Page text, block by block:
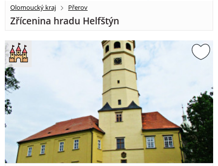
Olomoucký kraj Přerov
Zřícenina hradu Helfštýn